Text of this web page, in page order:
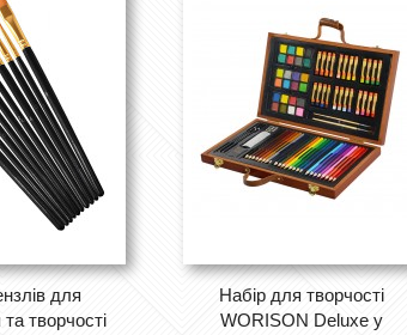
для
творчості
Набір для творчості
WORISON Deluxe у